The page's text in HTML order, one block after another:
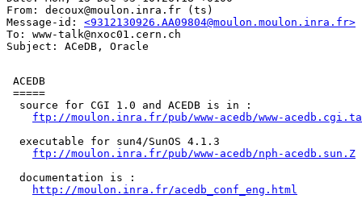
From: decoux@moulon.inra.fr (ts)
Message-id: <9312130926.AA09804@moulon.moulon.inra.fr>
To: www-talk@nxoc01.cern.ch
ACEDB
=====
  source for CGI 1.0 and ACEDB is in :
ftp://moulon.inra.fr/pub/www-acedb/www-
  executable for sun4/SunOS 4.1.3
ftp://moulon.inra.fr/pub/www-acedb/nph-acedb.sun.Z
  documentation is :
http://moulon.inra.fr/acedb_conf_eng.html